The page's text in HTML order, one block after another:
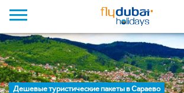
Дешевые туристические пакеты в Сараево